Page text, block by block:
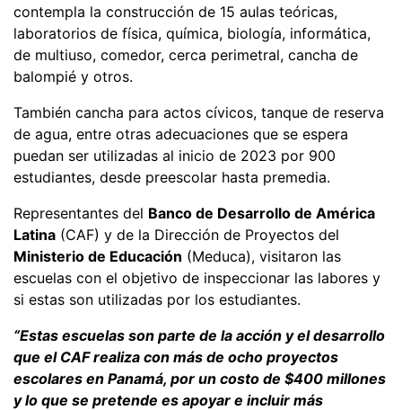
contempla la construcción de 15 aulas teóricas,
laboratorios de física, química, biología, informática,
de multiuso, comedor, cerca perimetral, cancha de
balompié y otros.
También cancha para actos cívicos, tanque de reserva
de agua, entre otras adecuaciones que se espera
puedan ser utilizadas al inicio de 2023 por 900
estudiantes, desde preescolar hasta premedia.
Representantes del Banco de Desarrollo de América
Latina (CAF) y de la Dirección de Proyectos del
Ministerio de Educación (Meduca), visitaron las
escuelas con el objetivo de inspeccionar las labores y
si estas son utilizadas por los estudiantes.
“Estas escuelas son parte de la acción y el desarrollo
que el CAF realiza con más de ocho proyectos
escolares en Panamá, por un costo de $400 millones
y lo que se pretende es apoyar e incluir más